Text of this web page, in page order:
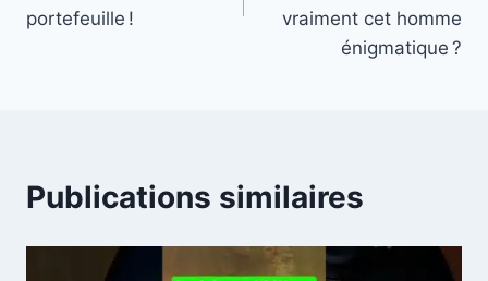
portefeuille !
vraiment cet homme
énigmatique ?
Publications similaires